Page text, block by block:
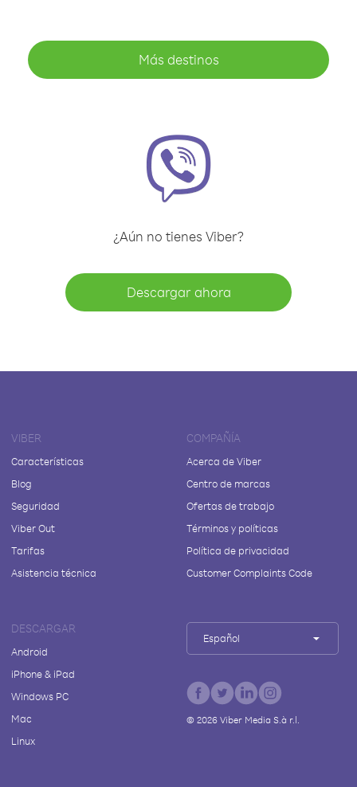
Más destinos
¿Aún no tienes Viber?
Descargar ahora
VIBER
Características
Blog
Seguridad
Viber Out
Tarifas
Asistencia técnica
COMPAÑÍA
Acerca de Viber
Centro de marcas
Ofertas de trabajo
Términos y políticas
Política de privacidad
Customer Complaints Code
DESCARGAR
Android
iPhone & iPad
Windows PC
Mac
Linux
Español
© 2026Viber Media S.à r.l.